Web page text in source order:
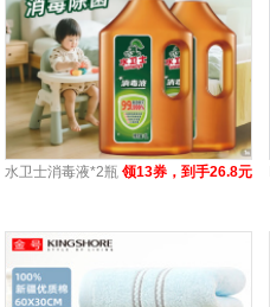
水卫士消毒液*2瓶 领13券，到手26.8元